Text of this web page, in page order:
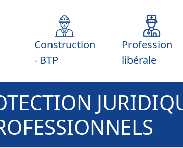
Construction
- BTP
Profession
libérale